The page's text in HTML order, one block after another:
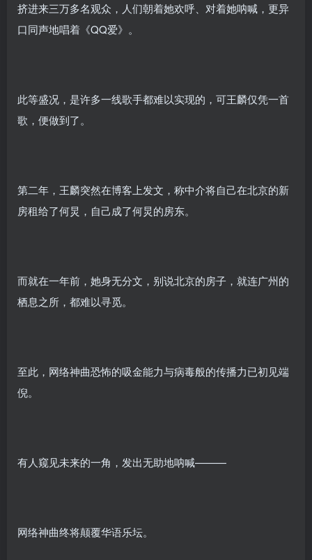
挤进来三万多名观众，人们朝着她欢呼、对着她呐喊，更异
口同声地唱着《QQ爱》。
此等盛况，是许多一线歌手都难以实现的，可王麟仅凭一首
歌，便做到了。
第二年，王麟突然在博客上发文，称中介将自己在北京的新
房租给了何炅，自己成了何炅的房东。
而就在一年前，她身无分文，别说北京的房子，就连广州的
栖息之所，都难以寻觅。
至此，网络神曲恐怖的吸金能力与病毒般的传播力已初见端
倪。
有人窥见未来的一角，发出无助地呐喊———
网络神曲终将颠覆华语乐坛。